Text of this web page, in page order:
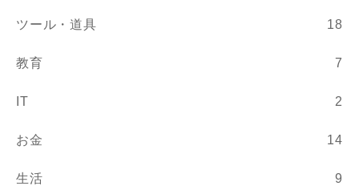
ツール・道具 18
教育 7
IT 2
お金 14
生活 9